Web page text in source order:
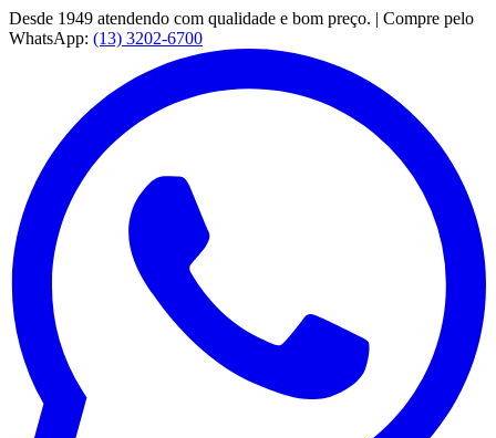
Desde 1949 atendendo com qualidade e bom preço. | Compre pelo
WhatsApp: (13) 3202-6700